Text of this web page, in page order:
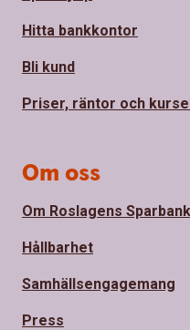
Hitta bankkontor
Bli kund
Priser, räntor och
Om oss
Om Roslagens Sparbank
Hållbarhet
Samhällsengagemang
Press